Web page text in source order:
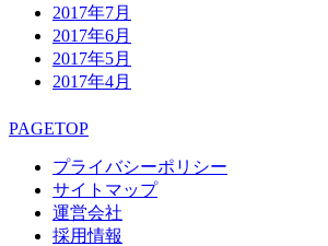
2017年7月
2017年6月
2017年5月
2017年4月
PAGETOP
プライバシーポリシー
サイトマップ
運営会社
採用情報